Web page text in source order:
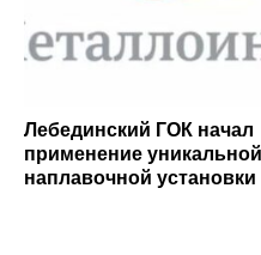
Лебединский ГОК начал
применение уникальной
наплавочной установки